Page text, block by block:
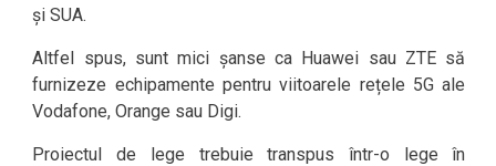
și SUA.
Altfel spus, sunt mici șanse ca Huawei sau ZTE să
furnizeze echipamente pentru viitoarele rețele 5G ale
Vodafone, Orange sau Digi.
Proiectul de lege trebuie transpus într-o lege în